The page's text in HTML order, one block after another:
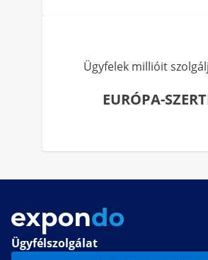
Ügyfelek millióit
EURÓPA-
Ügyfélszolgálat